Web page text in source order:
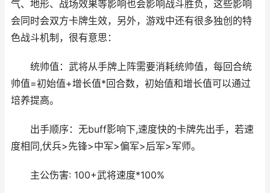
气、地形、战场效果等影响也会影响战斗胜负，这些影响
会同时会双方卡牌生效，另外，游戏中还有很多独创的特
色战斗机制，很有意思：
统帅值：武将从手牌上阵需要消耗统帅值，每回合统
帅值=初始值+增长值*回合数，初始值和增长值可以通过
培养提高。
出手顺序：无buff影响下,速度快的卡牌先出手，若速
度相同,伏兵>先锋>中军>偏军>后军>军师。
主公伤害: 100+武将速度*100%